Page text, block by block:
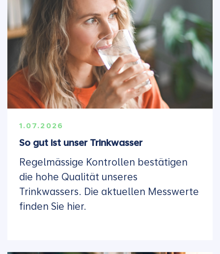
1.07.2026
So gut ist unser Trinkwasser
Regelmässige Kontrollen bestätigen
die hohe Qualität unseres
Trinkwassers. Die aktuellen Messwerte
finden Sie hier.